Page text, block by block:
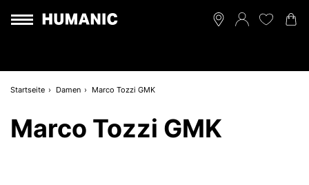
Startseite Damen Marco Tozzi GMK
Marco Tozzi GMK